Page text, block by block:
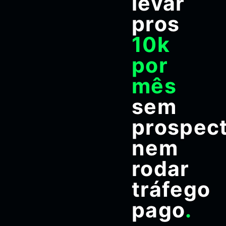
pros
10k
por
mês
sem
nem
rodar
tráfego
pago.